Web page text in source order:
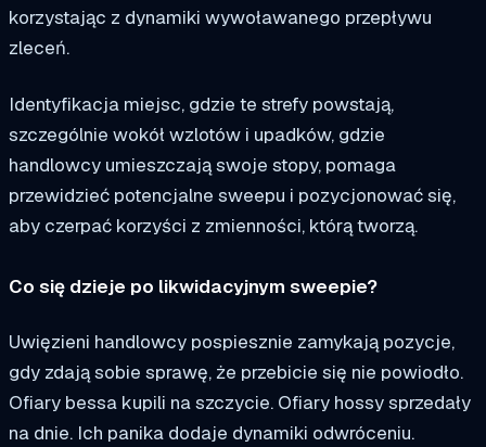
korzystając z dynamiki wywoławanego przepływu
zleceń.
Identyfikacja miejsc, gdzie te strefy powstają,
szczególnie wokół wzlotów i upadków, gdzie
handlowcy umieszczają swoje stopy, pomaga
przewidzieć potencjalne sweepu i pozycjonować się,
aby czerpać korzyści z zmienności, którą tworzą.
Co się dzieje po likwidacyjnym sweepie?
Uwięzieni handlowcy pospiesznie zamykają pozycje,
gdy zdają sobie sprawę, że przebicie się nie powiodło.
Ofiary bessa kupili na szczycie. Ofiary hossy sprzedały
na dnie. Ich panika dodaje dynamiki odwróceniu.